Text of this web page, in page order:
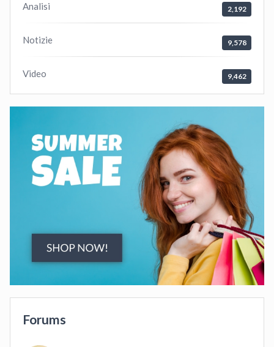
Analisi 2,192
Notizie 9,578
Video 9,462
Forums